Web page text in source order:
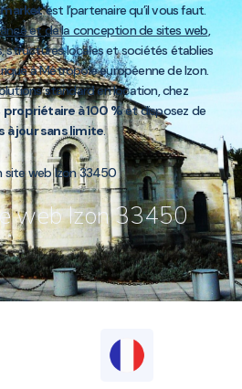
est l’partenaire qu’il vous faut.
et de la conception de sites web
structures locales et sociétés établies
à Métropole européenne de Izon.
standard en location, chez
propriétaire à 100 %et disposez de
à jour sans limite.
site web Izon 33450
web Izon 33450